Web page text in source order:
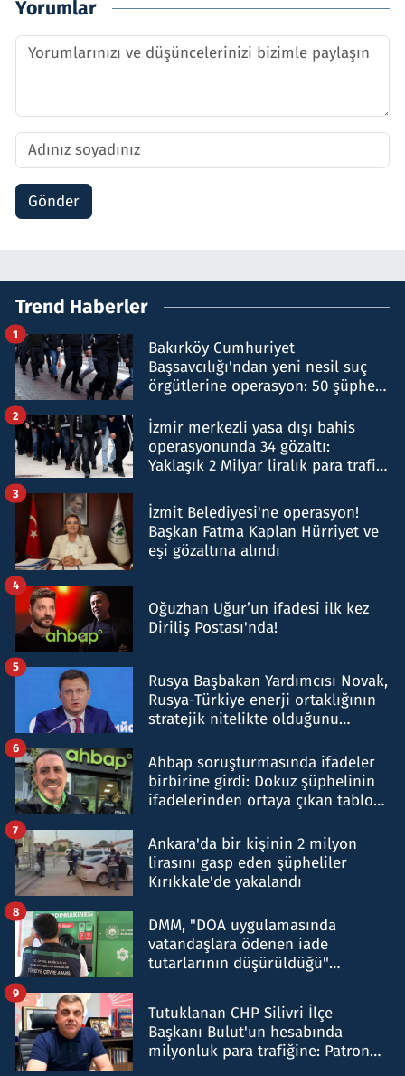
Yorumlar
Gönder
Trend Haberler
Bakırköy Cumhuriyet
Başsavcılığı'ndan yeni nesil suç
örgütlerine operasyon: 50 şüpheli
1
İzmir merkezli yasa dışı bahis
operasyonunda 34 gözaltı:
Yaklaşık 2 Milyar liralık para trafiği
2
İzmit Belediyesi'ne operasyon!
Başkan Fatma Kaplan Hürriyet ve
eşi gözaltına alındı
3
Oğuzhan Uğur’un ifadesi ilk kez
Diriliş Postası'nda!
4
Rusya Başbakan Yardımcısı Novak,
Rusya-Türkiye enerji ortaklığının
stratejik nitelikte olduğunu
5
Ahbap soruşturmasında ifadeler
birbirine girdi: Dokuz şüphelinin
ifadelerinden ortaya çıkan tablo
6
Ankara'da bir kişinin 2 milyon
lirasını gasp eden şüpheliler
Kırıkkale'de yakalandı
7
DMM, "DOA uygulamasında
vatandaşlara ödenen iade
tutarlarının düşürüldüğü"
8
Tutuklanan CHP Silivri İlçe
Başkanı Bulut'un hesabında
milyonluk para trafiğine: Patron
9